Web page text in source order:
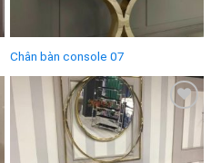
Chân bàn console 07
Add to
wishlist